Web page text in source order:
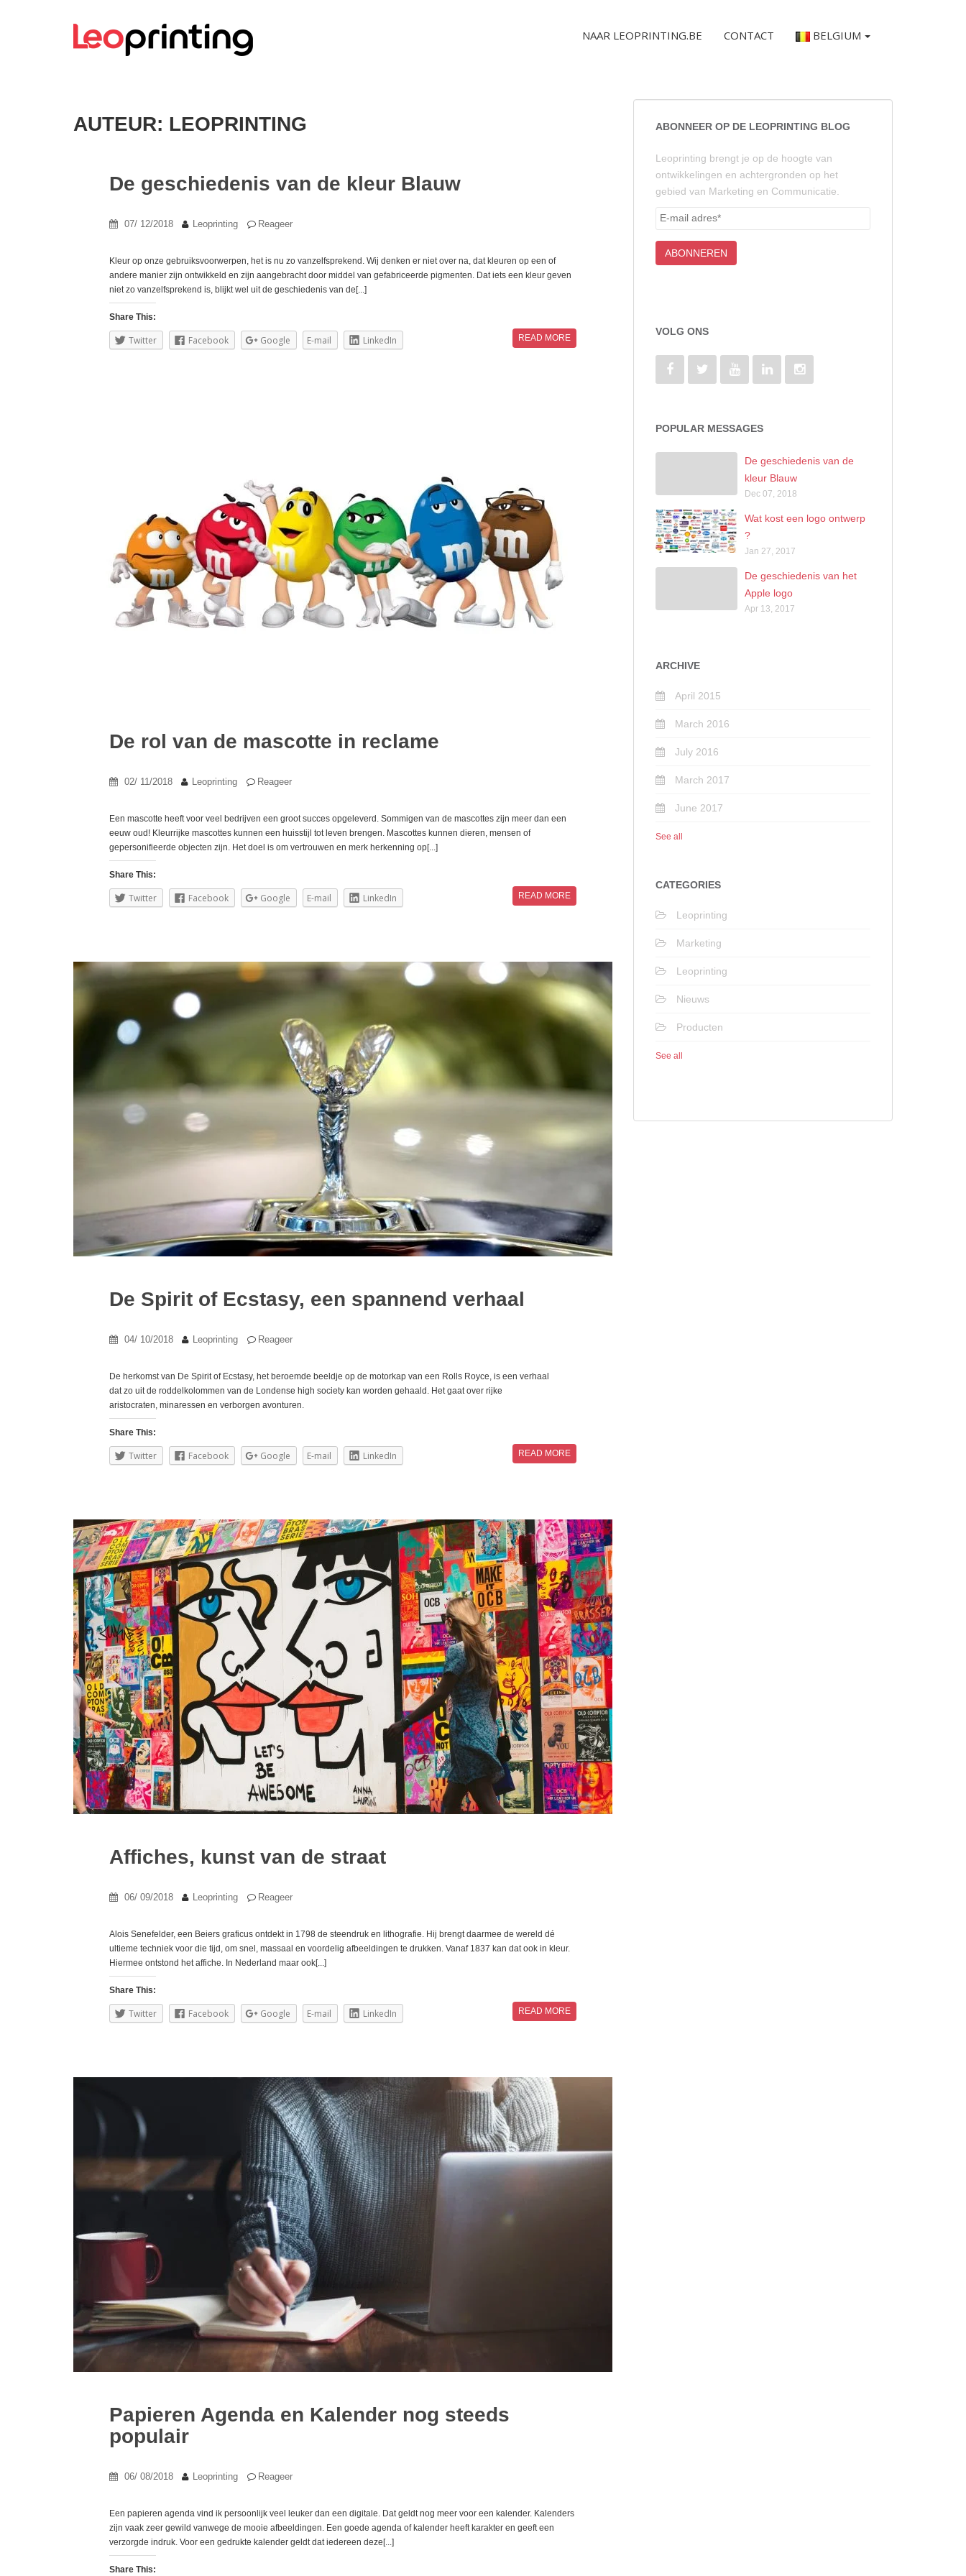
NAAR LEOPRINTING.BE CONTACT BELGIUM
AUTEUR: LEOPRINTING
De geschiedenis van de kleur Blauw
07/ 12/2018 Leoprinting Reageer
Kleur op onze gebruiksvoorwerpen, het is nu zo vanzelfsprekend. Wij denken er niet over na, dat kleuren op een of
andere manier zijn ontwikkeld en zijn aangebracht door middel van gefabriceerde pigmenten. Dat iets een kleur geven
niet zo vanzelfsprekend is, blijkt wel uit de geschiedenis van de[...]
Share This:
Twitter Facebook Google E-mail LinkedIn READ MORE
De rol van de mascotte in reclame
02/ 11/2018 Leoprinting Reageer
Een mascotte heeft voor veel bedrijven een groot succes opgeleverd. Sommigen van de mascottes zijn meer dan een
eeuw oud! Kleurrijke mascottes kunnen een huisstijl tot leven brengen. Mascottes kunnen dieren, mensen of
gepersonifieerde objecten zijn. Het doel is om vertrouwen en merk herkenning op[...]
Share This:
Twitter Facebook Google E-mail LinkedIn READ MORE
De Spirit of Ecstasy, een spannend verhaal
04/ 10/2018 Leoprinting Reageer
De herkomst van De Spirit of Ecstasy, het beroemde beeldje op de motorkap van een Rolls Royce, is een verhaal
dat zo uit de roddelkolommen van de Londense high society kan worden gehaald. Het gaat over rijke
aristocraten, minaressen en verborgen avonturen.
Share This:
Twitter Facebook Google E-mail LinkedIn READ MORE
Affiches, kunst van de straat
06/ 09/2018 Leoprinting Reageer
Alois Senefelder, een Beiers graficus ontdekt in 1798 de steendruk en lithografie. Hij brengt daarmee de wereld dé
ultieme techniek voor die tijd, om snel, massaal en voordelig afbeeldingen te drukken. Vanaf 1837 kan dat ook in kleur.
Hiermee ontstond het affiche. In Nederland maar ook[...]
Share This:
Twitter Facebook Google E-mail LinkedIn READ MORE
Papieren Agenda en Kalender nog steeds
populair
06/ 08/2018 Leoprinting Reageer
Een papieren agenda vind ik persoonlijk veel leuker dan een digitale. Dat geldt nog meer voor een kalender. Kalenders
zijn vaak zeer gewild vanwege de mooie afbeeldingen. Een goede agenda of kalender heeft karakter en geeft een
verzorgde indruk. Voor een gedrukte kalender geldt dat iedereen deze[...]
Share This:
ABONNEER OP DE LEOPRINTING BLOG
Leoprinting brengt je op de hoogte van
ontwikkelingen en achtergronden op het
gebied van Marketing en Communicatie.
VOLG ONS
POPULAR MESSAGES
De geschiedenis van de
kleur Blauw
Dec 07, 2018
Wat kost een logo ontwerp
?
Jan 27, 2017
De geschiedenis van het
Apple logo
Apr 13, 2017
ARCHIVE
April 2015
March 2016
July 2016
March 2017
June 2017
See all
CATEGORIES
Leoprinting
Marketing
Leoprinting
Nieuws
Producten
See all